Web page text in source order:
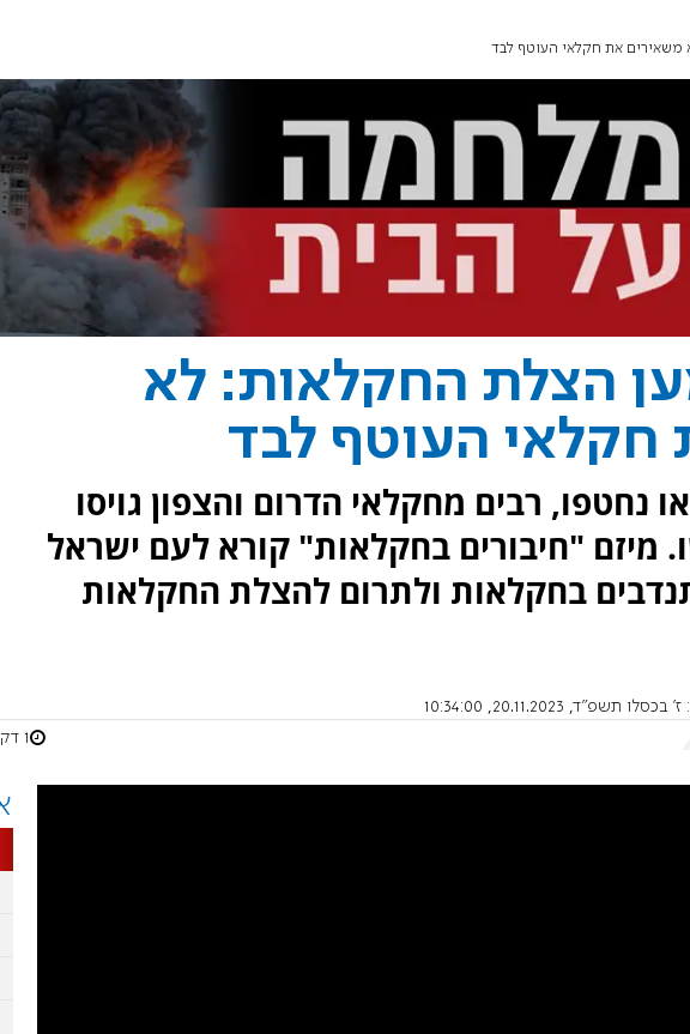
את חקלאי העוטף לבד
הצלת החקלאות: לא
חקלאי העוטף לבד
נחטפו, רבים מחקלאי הדרום והצפון גויסו
מיזם "חיבורים בחקלאות" קורא לעם ישראל
בחקלאות ולתרום להצלת החקלאות
ז' בכסלו תשפ"ד, 20.11.2023, 10:34:00
1 דקות